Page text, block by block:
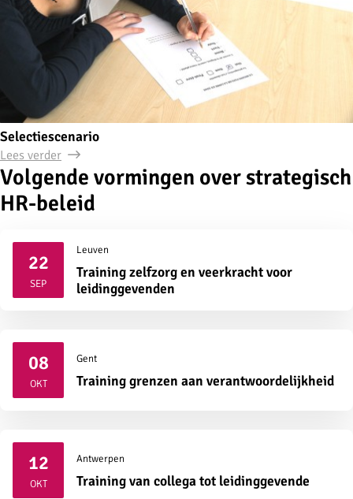
Selectiescenario
Lees verder
Volgende vormingen over strategisch
HR-beleid
22
SEP2026
Leuven
Training zelfzorg en veerkracht voor
leidinggevenden
08
OKT2026
Gent
Training grenzen aan verantwoordelijkheid
12
OKT2026
Antwerpen
Training van collega tot leidinggevende